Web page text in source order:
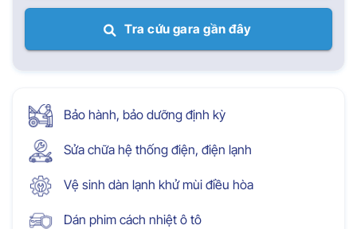
Tra cứu gara gần đây
Bảo hành, bảo dưỡng định kỳ
Sửa chữa hệ thống điện, điện lạnh
Vệ sinh dàn lạnh khử mùi điều hòa
Dán phim cách nhiệt ô tô